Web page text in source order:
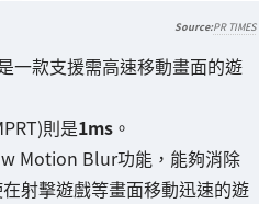
PR TIMES
一款支援需高速移動畫面的遊
則是1ms 。
Motion Blur功能，能夠消除
射擊遊戲等畫面移動迅速的遊